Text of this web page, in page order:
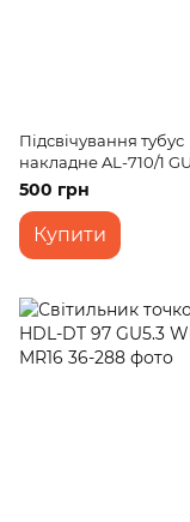
Підсвічування тубус
накладне AL-710/1
MR16
500 грн
Купити